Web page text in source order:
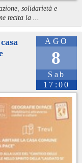
solidarietà e
recita la ...
AGO
8
Sab
17:00